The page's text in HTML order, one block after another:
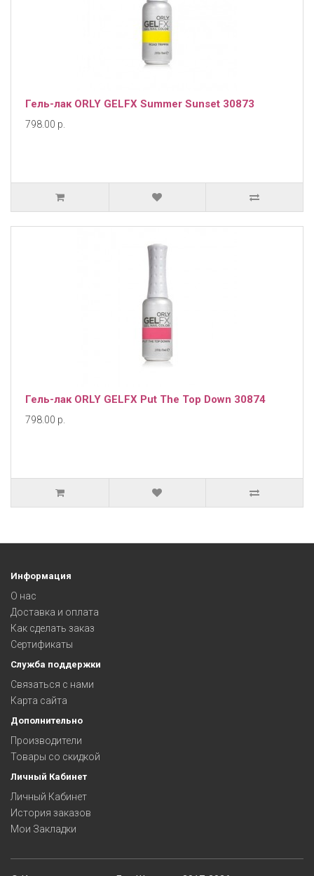
Гель-лак ORLY GELFX Summer Sunset 30873
798.00 р.
Гель-лак ORLY GELFX Put The Top Down 30874
798.00 р.
Информация
О нас
Доставка и оплата
Как сделать заказ
Сертификаты
Служба поддержки
Связаться с нами
Карта сайта
Дополнительно
Производители
Товары со скидкой
Личный Кабинет
Личный Кабинет
История заказов
Мои Закладки